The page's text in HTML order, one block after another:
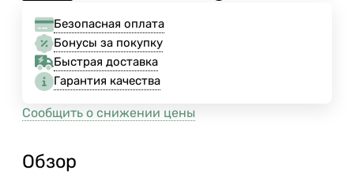
Безопасная оплата
Бонусы за покупку
Быстрая доставка
Гарантия качества
Сообщить о снижении цены
Обзор